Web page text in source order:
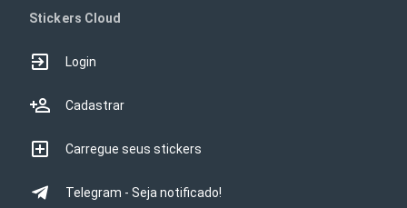
Stickers Cloud
Login
Cadastrar
Carregue seus stickers
Telegram - Seja notificado!